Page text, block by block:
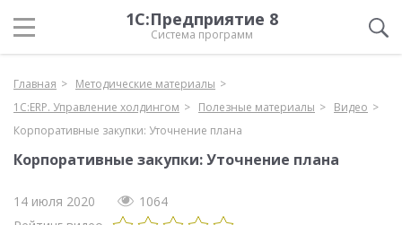
1С:Предприятие 8
Система программ
Главная
Методические материалы
1С:ERP. Управление холдингом
Полезные материалы
Видео
Корпоративные закупки: Уточнение плана
Корпоративные закупки: Уточнение плана
14 июля 2020
1064